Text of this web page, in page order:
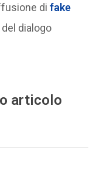
di fake
dialogo
articolo